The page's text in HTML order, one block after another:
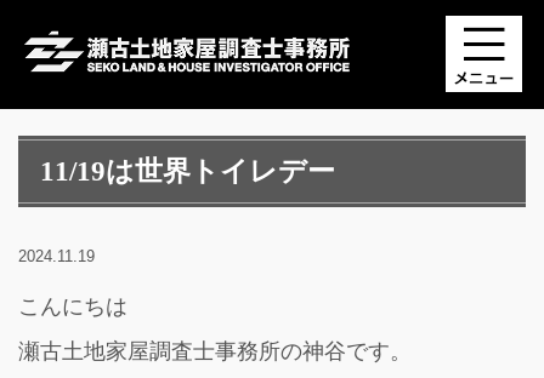
11/19は世界トイレデー
2024.11.19
こんにちは
瀬古土地家屋調査士事務所の神谷です。